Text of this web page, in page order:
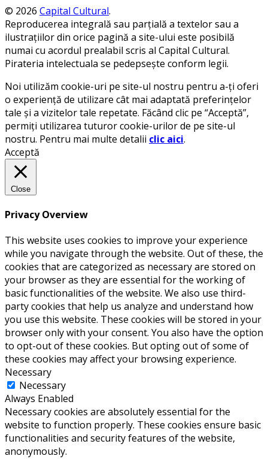
© 2026 Capital Cultural.
Reproducerea integrală sau parțială a textelor sau a
ilustrațiilor din orice pagină a site-ului este posibilă
numai cu acordul prealabil scris al Capital Cultural.
Pirateria intelectuala se pedepsește conform legii.
Noi utilizăm cookie-uri pe site-ul nostru pentru a-ți oferi
o experiență de utilizare cât mai adaptată preferințelor
tale și a vizitelor tale repetate. Făcând clic pe “Acceptă”,
permiți utilizarea tuturor cookie-urilor de pe site-ul
nostru. Pentru mai multe detalii clic aici.
Acceptă
Close
Privacy Overview
This website uses cookies to improve your experience
while you navigate through the website. Out of these, the
cookies that are categorized as necessary are stored on
your browser as they are essential for the working of
basic functionalities of the website. We also use third-
party cookies that help us analyze and understand how
you use this website. These cookies will be stored in your
browser only with your consent. You also have the option
to opt-out of these cookies. But opting out of some of
these cookies may affect your browsing experience.
Necessary
Necessary
Always Enabled
Necessary cookies are absolutely essential for the
website to function properly. These cookies ensure basic
functionalities and security features of the website,
anonymously.